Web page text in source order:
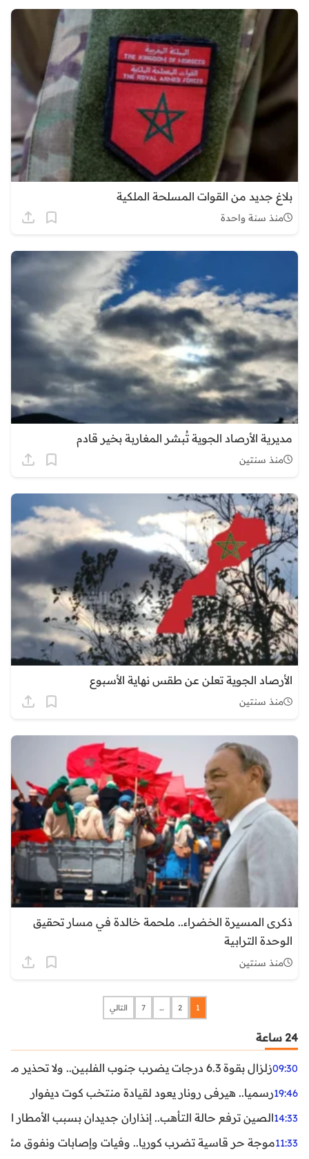
بلاغ جديد من القوات المسلحة الملكية
منذ سنة واحدة
مديرية الأرصاد الجوية تُبشر المغاربة بخير قادم
منذ سنتين
الأرصاد الجوية تعلن عن طقس نهاية الأسبوع
منذ سنتين
ذكرى المسيرة الخضراء.. ملحمة خالدة في مسار تحقيق
الوحدة الترابية
منذ سنتين
1
2
…
7 التالي
24 ساعة
09:30زلزال بقوة 6.3 درجات يضرب جنوب الفلبين.. ولا تحذير من تسونامي حتى الآن
19:46رسميا.. هيرفي رونار يعود لقيادة منتخب كوت ديفوار
14:33الصين ترفع حالة التأهب.. إنذاران جديدان بسبب الأمطار
11:33موجة حر قاسية تضرب كوريا.. وفيات وإصابات ونفوق مئات